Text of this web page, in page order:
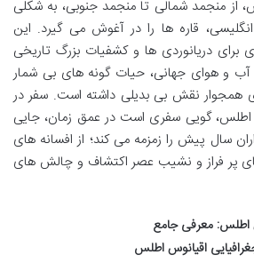
از منجمد شمالی تا منجمد جنوبی، به شکلی
کشیده و شبیه حرف S انگلیسی، قاره ها را در آغوش می گیرد. این
برای دریانوردی ها و کشفیات بزرگ تاریخی
آب و هوای جهانی، حیات گونه های بی شمار
همجوار نقش بی بدیلی داشته است. سفر در
اطلس، گویی سفری است در عمق زمان، جایی
سال پیش را زمزمه می کند؛ از افسانه های
پر فراز و نشیب عصر اکتشاف و چالش های
اطلس: معرفی جامع
اقیانوس اطلس